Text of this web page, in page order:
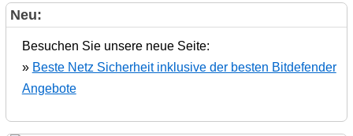
Neu:
Besuchen Sie unsere neue Seite:
» Beste Netz Sicherheit inklusive der besten Bitdefender
Angebote